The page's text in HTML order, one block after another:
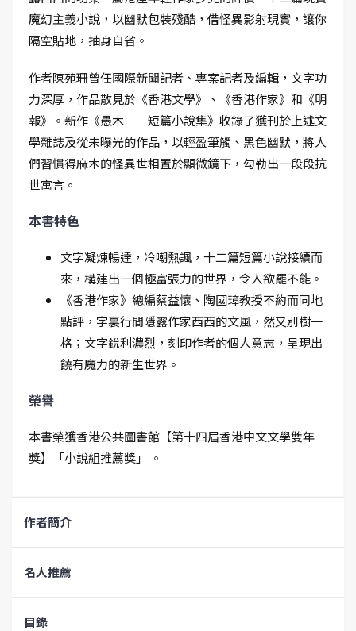
魔幻主義小說，以幽默包裝殘酷，借怪異影射現實，讓你
隔空貼地，抽身自省。
作者陳苑珊曾任國際新聞記者、專案記者及編輯，文字功
力深厚，作品散見於《香港文學》、《香港作家》和《明
報》。新作《愚木──短篇小說集》收錄了獲刊於上述文
學雜誌及從未曝光的作品，以輕盈筆觸、黑色幽默，將人
們習慣得麻木的怪異世相置於顯微鏡下，勾勒出一段段抗
世寓言。
本書特色
文字凝煉暢達，冷嘲熱諷，十二篇短篇小說接續而
來，構建出一個極富張力的世界，令人欲罷不能。
《香港作家》總編蔡益懷、陶國璋教授不約而同地
點評，字裏行間隱露作家西西的文風，然又別樹一
格；文字銳利濃烈，刻印作者的個人意志，呈現出
饒有魔力的新生世界。
榮譽
本書榮獲香港公共圖書館【第十四屆香港中文文學雙年
獎】「小說組推薦獎」 。
作者簡介
名人推薦
目錄